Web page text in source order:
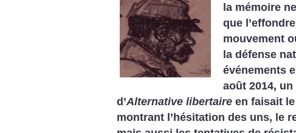
la mémoire
que
mouvement
la ­défense
événements
août 2014,
d’Alternative libertaire en faisait
montrant l’hésitation des uns, le